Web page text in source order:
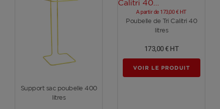
Voir plus
Support sac poubelle 400
litres
Voir plus
Poubelle de Tri Calitri 40
litres
A partir de 173,00 € HT
173,00 € HT
VOIR LE PRODUIT